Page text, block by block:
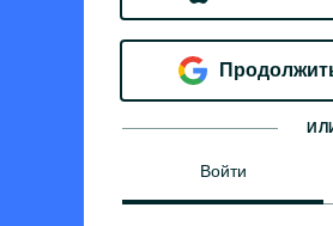
Войти